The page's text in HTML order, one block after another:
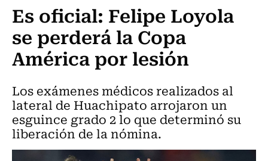
Es oficial: Felipe Loyola
se perderá la Copa
América por lesión
Los exámenes médicos realizados al
lateral de Huachipato arrojaron un
esguince grado 2 lo que determinó su
liberación de la nómina.